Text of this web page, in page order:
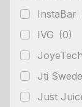
InstaBar
IVG (0)
JoyeTech
Jti
Just